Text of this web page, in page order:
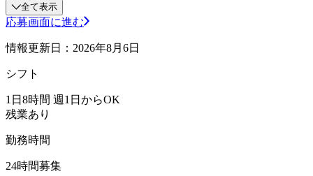
全て表示
応募画面に進む
情報更新日：2026年8月6日
シフト
1日8時間 週1日からOK
残業あり
勤務時間
24時間募集